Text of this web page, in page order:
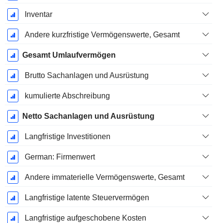
Inventar
Andere kurzfristige Vermögenswerte, Gesamt
Gesamt Umlaufvermögen
Brutto Sachanlagen und Ausrüstung
kumulierte Abschreibung
Netto Sachanlagen und Ausrüstung
Langfristige Investitionen
German: Firmenwert
Andere immaterielle Vermögenswerte, Gesamt
Langfristige latente Steuervermögen
Langfristige aufgeschobene Kosten